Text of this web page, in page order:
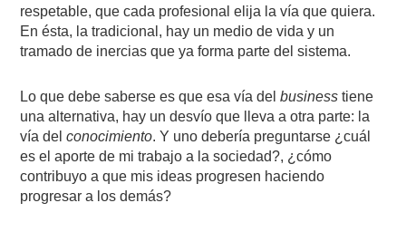
respetable, que cada profesional elija la vía que quiera.
En ésta, la tradicional, hay un medio de vida y un
tramado de inercias que ya forma parte del sistema.
Lo que debe saberse es que esa vía delbusiness tiene
una alternativa, hay un desvío que lleva a otra parte: la
vía delconocimiento. Y uno debería preguntarse ¿cuál
es el aporte de mi trabajo a la sociedad?, ¿cómo
contribuyo a que mis ideas progresen haciendo
progresar a los demás?